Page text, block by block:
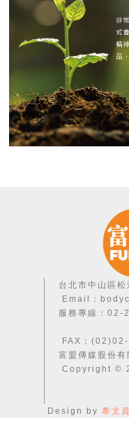
台北市中山區
Email：
服務專線：
FAX：
富盟傳媒股份
Copyright ©
Design by 希文